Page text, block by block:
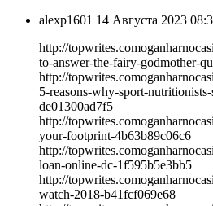
alexp1601 14 Августа 2023
http://
to-answer-the-fairy-godmother-
http://
5-reasons-why-sport-
de01300ad7f5
http://
your-footprint-4b63b89c06c6
http://
loan-online-dc-1f595b5e3bb5
http://
watch-2018-b41fcf069e68